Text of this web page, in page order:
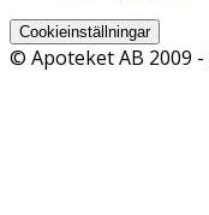
Cookieinställningar
© Apoteket AB 2009 -